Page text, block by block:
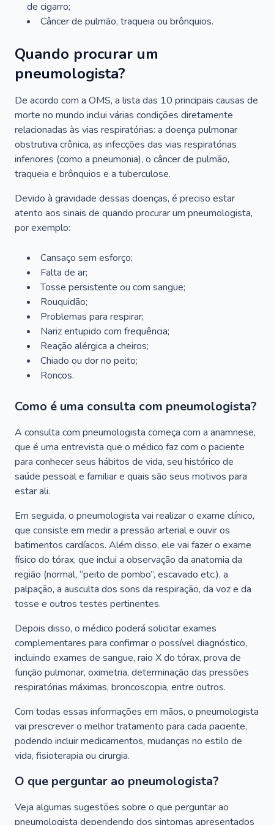
de cigarro;
Câncer de pulmão, traqueia ou brônquios.
Quando procurar um
pneumologista?
De acordo com a OMS, a lista das 10 principais causas de
morte no mundo inclui várias condições diretamente
relacionadas às vias respiratórias: a doença pulmonar
obstrutiva crônica, as infecções das vias respiratórias
inferiores (como a pneumonia), o câncer de pulmão,
traqueia e brônquios e a tuberculose.
Devido à gravidade dessas doenças, é preciso estar
atento aos sinais de quando procurar um pneumologista,
por exemplo:
Cansaço sem esforço;
Falta de ar;
Tosse persistente ou com sangue;
Rouquidão;
Problemas para respirar;
Nariz entupido com frequência;
Reação alérgica a cheiros;
Chiado ou dor no peito;
Roncos.
Como é uma consulta com pneumologista?
A consulta com pneumologista começa com a anamnese,
que é uma entrevista que o médico faz com o paciente
para conhecer seus hábitos de vida, seu histórico de
saúde pessoal e familiar e quais são seus motivos para
estar ali.
Em seguida, o pneumologista vai realizar o exame clínico,
que consiste em medir a pressão arterial e ouvir os
batimentos cardíacos. Além disso, ele vai fazer o exame
físico do tórax, que inclui a observação da anatomia da
região (normal, “peito de pombo”, escavado etc.), a
palpação, a ausculta dos sons da respiração, da voz e da
tosse e outros testes pertinentes.
Depois disso, o médico poderá solicitar exames
complementares para confirmar o possível diagnóstico,
incluindo exames de sangue, raio X do tórax, prova de
função pulmonar, oximetria, determinação das pressões
respiratórias máximas, broncoscopia, entre outros.
Com todas essas informações em mãos, o pneumologista
vai prescrever o melhor tratamento para cada paciente,
podendo incluir medicamentos, mudanças no estilo de
vida, fisioterapia ou cirurgia.
O que perguntar ao pneumologista?
Veja algumas sugestões sobre o que perguntar ao
pneumologista dependendo dos sintomas apresentados